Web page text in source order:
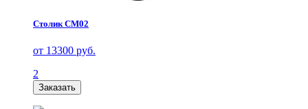
Столик СМ02
от 13300 руб.
2
Заказать